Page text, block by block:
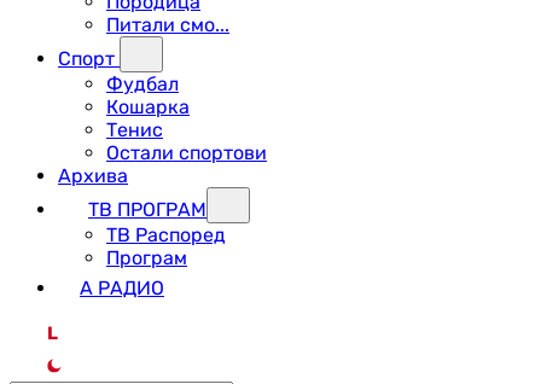
Питали смо...
Спорт
Фудбал
Кошарка
Тенис
Остали спортови
Архива
ТВ ПРОГРАМ
ТВ Распоред
Програм
А РАДИО
L